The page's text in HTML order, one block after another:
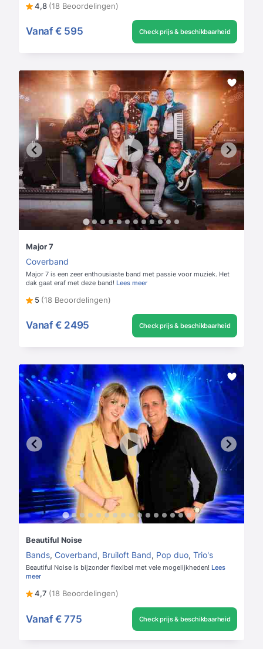
4,8 (18 Beoordelingen)
Vanaf € 595 Check prijs & beschikbaarheid
Major 7
Coverband
Major 7 is een zeer enthousiaste band met passie voor muziek. Het
dak gaat eraf met deze band! Lees meer
5 (18 Beoordelingen)
Vanaf € 2495 Check prijs & beschikbaarheid
Beautiful Noise
Bands, Coverband, Bruiloft Band, Pop duo, Trio's
Beautiful Noise is bijzonder flexibel met vele mogelijkheden! Lees
meer
4,7 (18 Beoordelingen)
Vanaf € 775 Check prijs & beschikbaarheid